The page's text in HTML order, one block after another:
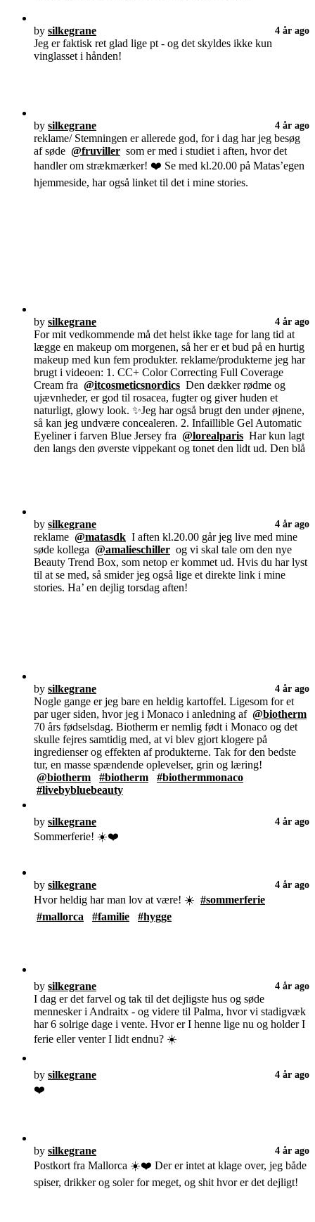
by silkegrane 4 år ago
Jeg er faktisk ret glad lige pt - og det skyldes ikke kun
vinglasset i hånden!
by silkegrane 4 år ago
reklame/ Stemningen er allerede god, for i dag har jeg besøg
af søde @fruviller som er med i studiet i aften, hvor det
handler om strækmærker! ❤️ Se med kl.20.00 på Matas’egen
hjemmeside, har også linket til det i mine stories.
by silkegrane 4 år ago
For mit vedkommende må det helst ikke tage for lang tid at
lægge en makeup om morgenen, så her er et bud på en hurtig
makeup med kun fem produkter. reklame/produkterne jeg har
brugt i videoen: 1. CC+ Color Correcting Full Coverage
Cream fra @itcosmeticsnordics Den dækker rødme og
ujævnheder, er god til rosacea, fugter og giver huden et
naturligt, glowy look. ✨Jeg har også brugt den under øjnene,
så kan jeg undvære concealeren. 2. Infaillible Gel Automatic
Eyeliner i farven Blue Jersey fra @lorealparis Har kun lagt
den langs den øverste vippekant og tonet den lidt ud. Den blå
by silkegrane 4 år ago
reklame @matasdk I aften kl.20.00 går jeg live med mine
søde kollega @amalieschiller og vi skal tale om den nye
Beauty Trend Box, som netop er kommet ud. Hvis du har lyst
til at se med, så smider jeg også lige et direkte link i mine
stories. Ha’ en dejlig torsdag aften!
by silkegrane 4 år ago
Nogle gange er jeg bare en heldig kartoffel. Ligesom for et
par uger siden, hvor jeg i Monaco i anledning af @biotherm
70 års fødselsdag. Biotherm er nemlig født i Monaco og det
skulle fejres samtidig med, at vi blev gjort klogere på
ingredienser og effekten af produkterne. Tak for den bedste
tur, en masse spændende oplevelser, grin og læring!
@biotherm
#biotherm
#biothermmonaco
#livebybluebeauty
by silkegrane 4 år ago
Sommerferie! ☀️❤️
by silkegrane 4 år ago
Hvor heldig har man lov at være! ☀️ #sommerferie
#mallorca
#familie #hygge
by silkegrane 4 år ago
I dag er det farvel og tak til det dejligste hus og søde
mennesker i Andraitx - og videre til Palma, hvor vi stadigvæk
har 6 solrige dage i vente. Hvor er I henne lige nu og holder I
ferie eller venter I lidt endnu? ☀️
by silkegrane 4 år ago
❤️
by silkegrane 4 år ago
Postkort fra Mallorca ☀️❤️ Der er intet at klage over, jeg både
spiser, drikker og soler for meget, og shit hvor er det dejligt!